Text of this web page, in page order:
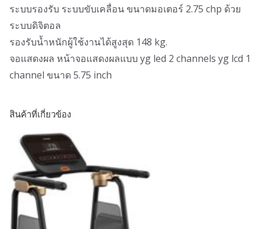
ระบบรองรับ ระบบขับเคลื่อน ขนาดมอเตอร์ 2.75 chp ด้วย
ระบบดิจิตอล
รองรับน้ำหนักผู้ใช้งานได้สูงสุด 148 kg.
จอแสดงผล หน้าจอแสดงผลแบบ yg led 2 channels yg lcd 1
channel ขนาด 5.75 inch
สินค้าที่เกี่ยวข้อง